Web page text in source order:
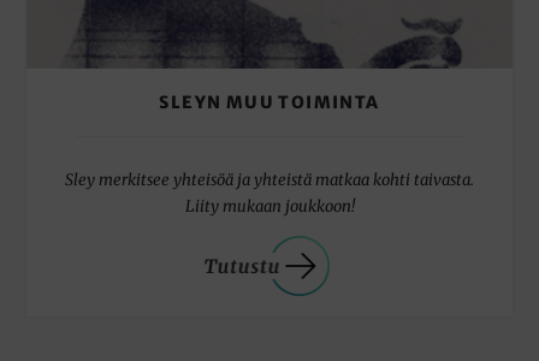
SLEYN MUU TOIMINTA
Sley merkitsee yhteisöä ja yhteistä matkaa kohti taivasta.
Liity mukaan joukkoon!